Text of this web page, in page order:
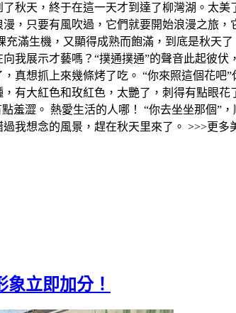
秋天，終于在這一天才到達了柳灣湖。太
，只要有風吹過，它們就要開始浪漫之旅
滿生機，又顯得成熟而飽滿，到底是秋天
我展示才藝嗎？“撲通撲通”的聲音此起彼
真想抓上來幾條烤了吃。 “你來照這個花
有大紅色和玫紅色，太艷了，刺得有點眼
羞澀。 熱愛生活的人哪！ “你去坐坐那個”
我想念的風景，趕在秋天里來了。 >>>更多
立即加分！